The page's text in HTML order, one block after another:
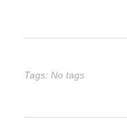
Tags: No tags